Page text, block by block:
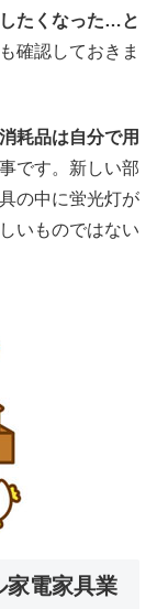
たくなった…と
確認しておきま
消耗品は自分で用
です。新しい部
の中に蛍光灯が
いものではない
家電家具業